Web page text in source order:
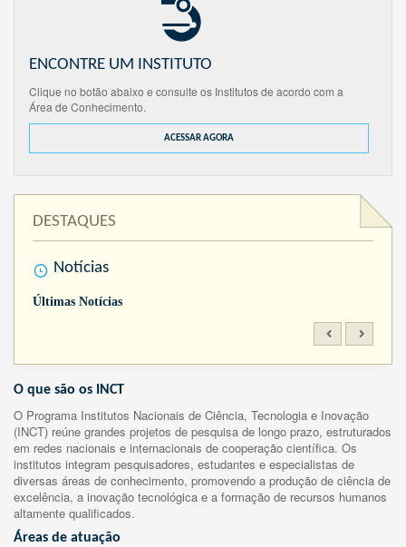
ENCONTRE UM INSTITUTO
Clique no botão abaixo e consulte os Institutos de acordo com a
Área de Conhecimento.
ACESSAR AGORA
DESTAQUES
Notícias
Últimas Notícias
O que são os INCT
O Programa Institutos Nacionais de Ciência, Tecnologia e Inovação
(INCT) reúne grandes projetos de pesquisa de longo prazo, estruturados
em redes nacionais e internacionais de cooperação científica. Os
institutos integram pesquisadores, estudantes e especialistas de
diversas áreas de conhecimento, promovendo a produção de ciência de
excelência, a inovação tecnológica e a formação de recursos humanos
altamente qualificados.
Áreas de atuação